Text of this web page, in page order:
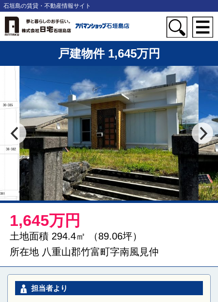
石垣島の賃貸・不動産情報サイト
戸建物件 1,645万円
1,645万円
土地面積 294.4㎡ （89.06坪）
所在地 八重山郡竹富町字南風見仲
担当者より